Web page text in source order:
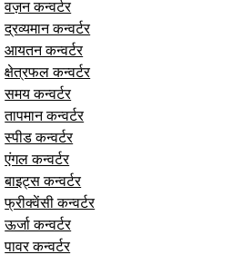
वज़न कन्वर्टर
द्रव्यमान कन्वर्टर
आयतन कन्वर्टर
क्षेत्रफल कन्वर्टर
समय कन्वर्टर
तापमान कन्वर्टर
स्पीड कन्वर्टर
एंगल कन्वर्टर
बाइट्स कन्वर्टर
फ्रीक्वेंसी कन्वर्टर
ऊर्जा कन्वर्टर
पावर कन्वर्टर